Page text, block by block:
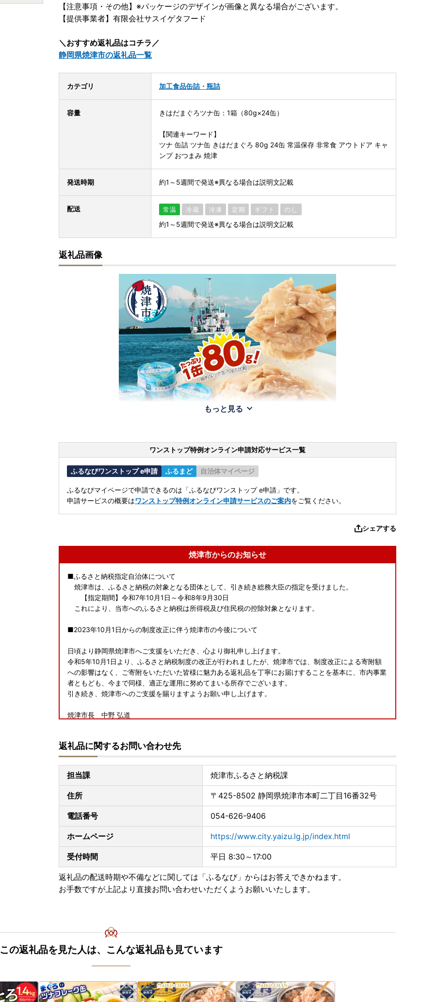
【注意事項・その他】※パッケージのデザインが画像と異なる場合がございます。
【提供事業者】有限会社サスイゲタフード
＼おすすめ返礼品はコチラ／
静岡県焼津市の返礼品一覧
カテゴリ 加工食品缶詰・瓶詰
容量 きはだまぐろツナ缶：1箱（80g×24缶）
【関連キーワード】
ツナ 缶詰 ツナ缶 きはだまぐろ 80g 24缶 常温保存 非常食 アウトドア キャ
ンプ おつまみ 焼津
発送時期 約1～5週間で発送※異なる場合は説明文記載
配送 常温 冷蔵 冷凍 定期 ギフト のし
約1～5週間で発送※異なる場合は説明文記載
返礼品画像
もっと見る
ワンストップ特例オンライン申請対応サービス一覧
ふるなびワンストップ e申請 ふるまど 自治体マイページ
ふるなびマイページで申請できるのは「ふるなびワンストップ e申請」です。
申請サービスの概要はワンストップ特例オンライン申請サービスのご案内をご覧ください。
シェアする
焼津市からのお知らせ
■ふるさと納税指定自治体について
焼津市は、ふるさと納税の対象となる団体として、引き続き総務大臣の指定を受けました。
【指定期間】令和7年10月1日～令和8年9月30日
これにより、当市へのふるさと納税は所得税及び住民税の控除対象となります。
■2023年10月1日からの制度改正に伴う焼津市の今後について
日頃より静岡県焼津市へご支援をいただき、心より御礼申し上げます。
令和5年10月1日より、ふるさと納税制度の改正が行われましたが、焼津市では、制度改正による寄附額
への影響はなく、ご寄附をいただいた皆様に魅力ある返礼品を丁寧にお届けすることを基本に、市内事業
者ともども、今まで同様、適正な運用に努めてまいる所存でございます。
引き続き、焼津市へのご支援を賜りますようお願い申し上げます。
焼津市長 中野 弘道
ふるさと納税をいただいた皆様のご負担を軽減するために、焼津市ではスマートフォンのみで完結できる
アプリ「IAM」が誕生いたしました。
※申請には「マイナンバーカード」が必要です
※App Store もしくは Google Play から「IAM（アイアム）」アプリのダウンロードが必要です
■天候状況や宅配業者の休業・営業時間短縮等にともなう影響について
積雪等の天候状況や、年末年始における宅配業者の休業・営業時間短縮等の影響により、お礼品の配送に
遅れが発生する可能性があります。
上記の事情によりお礼品の到着が遅延となる場合は、ご容赦ください。
■お礼品配送の遅れについて
ご迷惑をおかけする場合があると思いますが、ご理解を賜りますようお願いいたします。
※ふるさと納税サイトを騙る詐欺サイトが増えており、焼津市のお礼品を表示している詐欺サイトも確認
(焼津市ふるさと納税課：054-626-9406)
返礼品に関するお問い合わせ先
担当課 焼津市ふるさと納税課
住所 〒425-8502 静岡県焼津市本町二丁目16番32号
電話番号 054-626-9406
ホームページ https://www.city.yaizu.lg.jp/index.html
受付時間 平日 8:30～17:00
返礼品の配送時期や不備などに関しては「ふるなび」からはお答えできかねます。
お手数ですが上記より直接お問い合わせいただくようお願いいたします。
この返礼品を見た人は、こんな返礼品も見ています